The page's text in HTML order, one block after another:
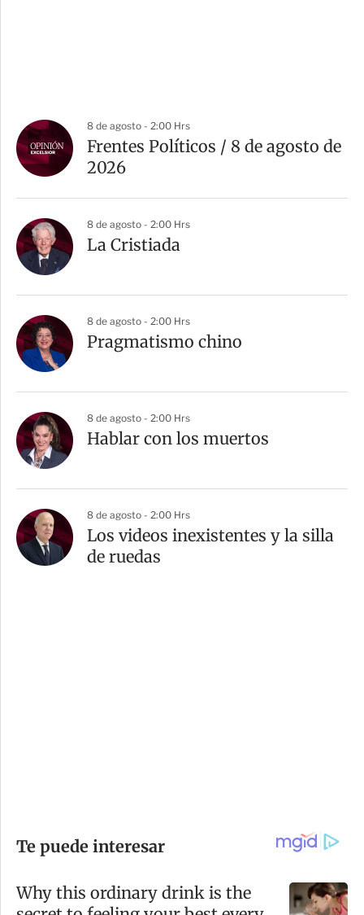
8 de agosto - 2:00 Hrs
Frentes Políticos / 8 de agosto de
2026
8 de agosto - 2:00 Hrs
La Cristiada
8 de agosto - 2:00 Hrs
Pragmatismo chino
8 de agosto - 2:00 Hrs
Hablar con los muertos
8 de agosto - 2:00 Hrs
Los videos inexistentes y la silla
de ruedas